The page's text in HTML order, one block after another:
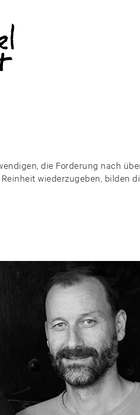
die Forderung nach
wiederzugeben, bilden